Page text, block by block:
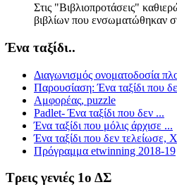
Στις "Βιβλιοπροτάσεις"
βιβλίων που ενσωματώθηκαν
Ένα ταξίδι..
Διαγωνισμός ονοματοδοσία
Παρουσίαση: Ένα ταξίδι που
Αμφορέας, puzzle
Padlet- Ένα ταξίδι που δεν ...
Ένα ταξίδι που μόλις άρχισε ...
Ένα ταξίδι που δεν τελείωσε,
Πρόγραμμα etwinning 2018-19
Τρεις γενιές 1ο ΔΣ